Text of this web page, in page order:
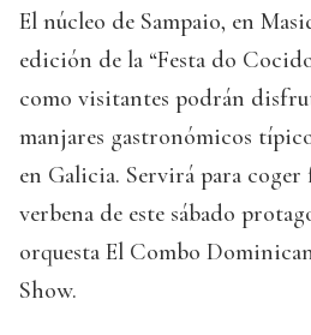
El núcleo de Sampaio, en
edición de la “Festa do
como visitantes podrán
manjares gastronómicos
en Galicia. Servirá para coger
verbena de este sábado
orquesta El Combo
Show.